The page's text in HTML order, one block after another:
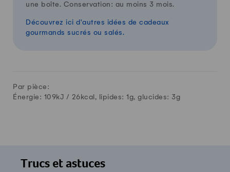
une boîte. Conservation: au moins 3 mois.
Découvrez ici d'autres idées de cadeaux
gourmands sucrés ou salés.
Par pièce:
Énergie: 109kJ / 26 kcal, lipides: 1 g, glucides: 3g
Trucs et astuces